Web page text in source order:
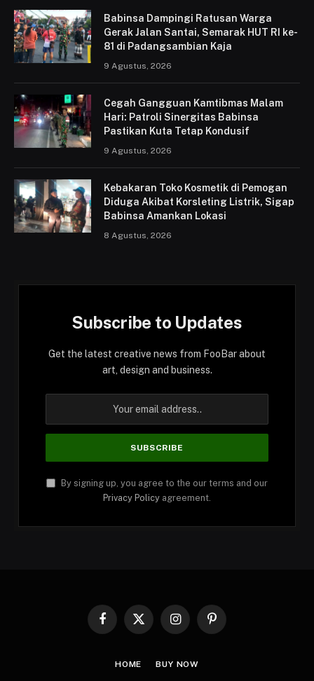
Babinsa Dampingi Ratusan Warga
Gerak Jalan Santai, Semarak HUT RI ke-
81 di Padangsambian Kaja
9 Agustus, 2026
Cegah Gangguan Kamtibmas Malam
Hari: Patroli Sinergitas Babinsa
Pastikan Kuta Tetap Kondusif
9 Agustus, 2026
Kebakaran Toko Kosmetik di Pemogan
Diduga Akibat Korsleting Listrik, Sigap
Babinsa Amankan Lokasi
8 Agustus, 2026
Subscribe to Updates
Get the latest creative news from FooBar about
art, design and business.
By signing up, you agree to the our terms and our
Privacy Policy agreement.
Facebook
X
InstagramPinterest
HOME BUY NOW